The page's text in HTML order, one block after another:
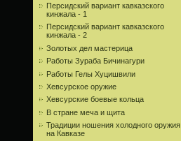
Персидский вариант кавказского
кинжала - 1
Персидский вариант кавказского
кинжала - 2
Золотых дел мастерица
Работы Зураба Бичинагури
Работы Гелы Хуцишвили
Хевсурское оружие
Хевсурские боевые кольца
В стране меча и щита
Традиции ношения холодного оружия
на Кавказе